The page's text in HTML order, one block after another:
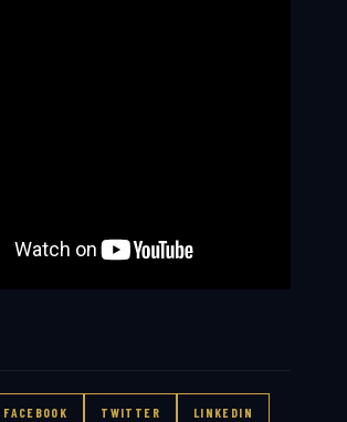
FACEBOOK TWITTER LINKEDIN